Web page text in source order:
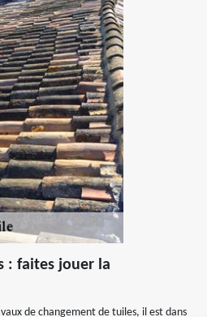
: faites jouer la
de changement de tuiles, il est dans